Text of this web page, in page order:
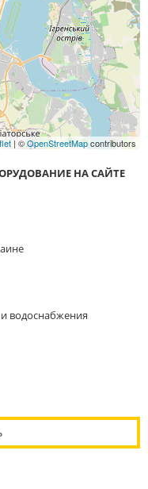
| ©OpenStreetMapcontributors
НА САЙТЕ
водоснабжения